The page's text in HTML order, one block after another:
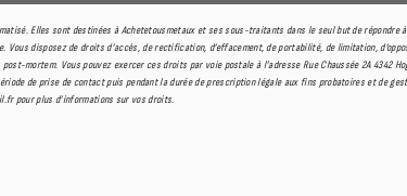
Elles sont destinées à Achetetousmetaux et ses sous-traitants dans le seul but de répondre
disposez de droits d’accès, de rectification, d’effacement, de portabilité, de limitation,
mortem. Vous pouvez exercer ces droits par voie postale à l'adresse Rue Chaussée 2A 4342
de prise de contact puis pendant la durée de prescription légale aux fins probatoires et de
pour plus d’informations sur vos droits.